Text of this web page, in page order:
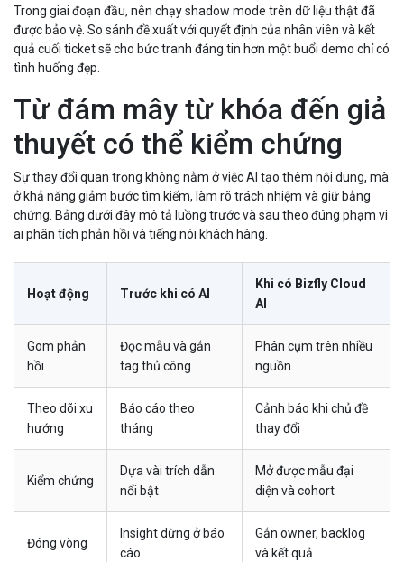
Trong giai đoạn đầu, nên chạy shadow mode trên dữ liệu thật đã
được bảo vệ. So sánh đề xuất với quyết định của nhân viên và kết
quả cuối ticket sẽ cho bức tranh đáng tin hơn một buổi demo chỉ có
tình huống đẹp.
Từ đám mây từ khóa đến giả
thuyết có thể kiểm chứng
Sự thay đổi quan trọng không nằm ở việc AI tạo thêm nội dung, mà
ở khả năng giảm bước tìm kiếm, làm rõ trách nhiệm và giữ bằng
chứng. Bảng dưới đây mô tả luồng trước và sau theo đúng phạm vi
ai phân tích phản hồi và tiếng nói khách hàng.
Hoạt động Trước khi có AI
Khi có Bizfly Cloud
AI
Gom phản
hồi
Đọc mẫu và gắn
tag thủ công
Phân cụm trên nhiều
nguồn
Theo dõi xu
hướng
Báo cáo theo
tháng
Cảnh báo khi chủ đề
thay đổi
Kiểm chứng
Dựa vài trích dẫn
nổi bật
Mở được mẫu đại
diện và cohort
Đóng vòng
Insight dừng ở báo
cáo
Gắn owner, backlog
và kết quả